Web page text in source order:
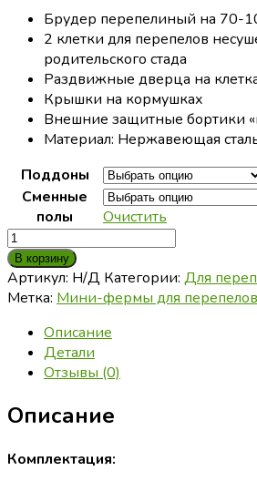
Брудер перепелиный на 70-
2 клетки для перепелов
родительского стада
Раздвижные дверца на
Крышки на кормушках
Внешние защитные бортики
Материал: Нержавеющая
Поддоны
Сменные
полы
Очистить
Количество
товара
Мини
ферма
перепелов
300
из
серия
В корзину
Артикул: Н/Д Категории: Для
Метка: Мини-фермы для перепелов
Описание
Детали
Отзывы (0)
Описание
Комплектация: